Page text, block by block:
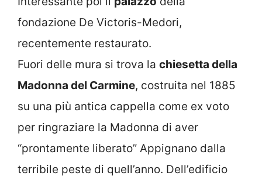
fondazione De Victoris-Medori,
recentemente restaurato.
Fuori delle mura si trova la chiesetta della
Madonna del Carmine, costruita nel 1885
su una più antica cappella come ex voto
per ringraziare la Madonna di aver
“prontamente liberato” Appignano dalla
terribile peste di quell’anno. Dell’edificio